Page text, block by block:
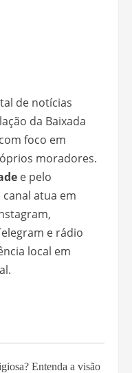
de notícias
da Baixada
foco em
moradores.
e pelo
atua em
e rádio
local em
Entenda a visão